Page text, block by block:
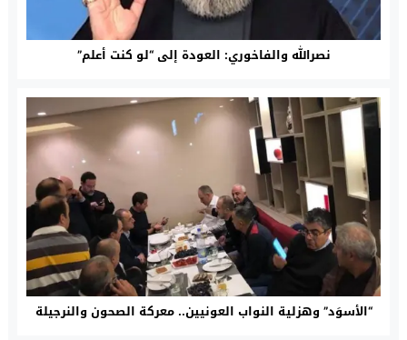
نصرالله والفاخوري: العودة إلى “لو كنت أعلم”
“الأسوَد” وهزلية النواب العونيين.. معركة الصحون والنرجيلة